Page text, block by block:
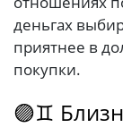
деньгах
приятнее в
покупки.
🟣♊